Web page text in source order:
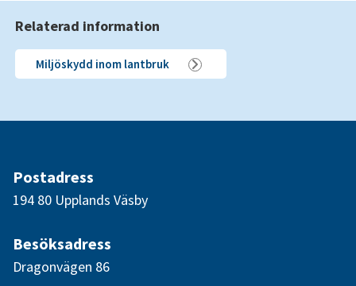
Relaterad information
Miljöskydd inom lantbruk
Postadress
194 80 Upplands Väsby
Besöksadress
Dragonvägen 86